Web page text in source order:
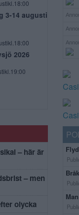
3-14 augusti
2026
– här är
– men
olycka